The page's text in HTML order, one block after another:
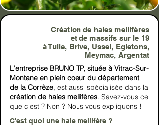
Création de haies mellifères
et de massifs sur le 19
à Tulle, Brive, Ussel, Egletons,
Meymac, Argentat
L'entreprise BRUNO TP, située à Vitrac-Sur-
Montane en plein coeur du département
de la Corrèze, est aussi spécialisée dans la
création de haies mellifères. Savez-vous ce
que c'est ? Non ? Nous vous expliquons !
C'est quoi une haie mellifère ?